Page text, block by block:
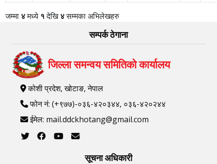
जम्मा ४मध्ये १देखि४सम्मका अभिलेखहरु
सम्पर्क ठेगाना
जिल्ला समन्वय समितिको कार्यालय
कोशी प्रदेश, खोटाङ, नेपाल
फोन नं: (+९७७)-०३६-४२०३४४, ०३६-४२०२४४
ईमेल: mail.ddckhotang@gmail.com
सूचना अधिकारी